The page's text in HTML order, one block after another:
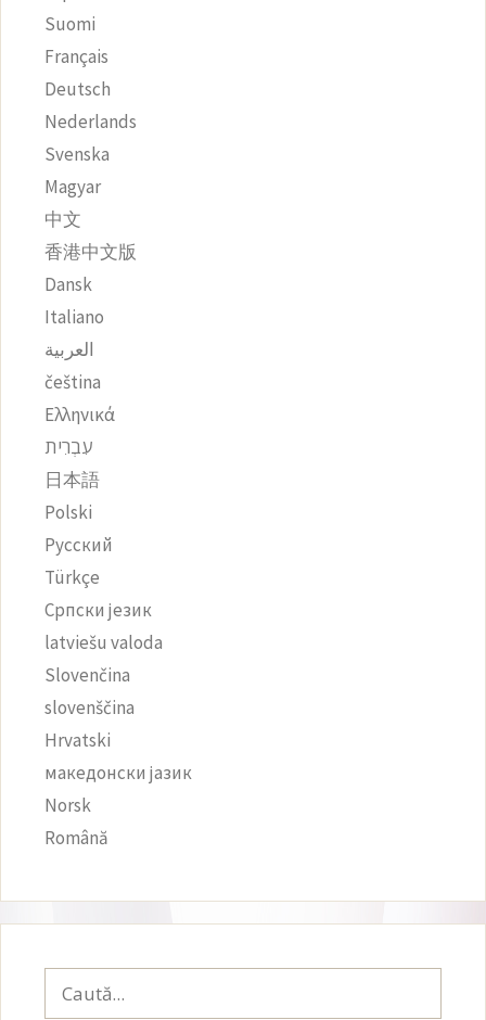
Suomi
Français
Deutsch
Nederlands
Svenska
Magyar
中文
香港中文版
Dansk
Italiano
العربية
čeština‎
Ελληνικά
עִבְרִית
日本語
Polski
Русский
Türkçe
Српски језик
latviešu valoda
Slovenčina
slovenščina
Hrvatski
македонски јазик
Norsk
Română
după: